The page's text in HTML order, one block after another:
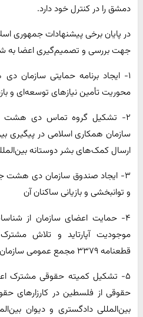
دمشق را در کنترل خود دارد.
در پایان برخی پیشنهادات جمهوری
جهت بررسی و تصمیم‌گیری اعضا به
۱- ایجاد برنامه حمایتی
محوریت تأمین نیازهای توسعه‌ای و
۲- تشکیل گروه تماس دی هشت
سازمان همکاری اسلامی در پیگیری
ارسال کمک‌های بشر دوستانه
۳- ایجاد صندوق سازمان دی هشت
و توانبخشی و بازیانی ساکنان آن
۴- حمایت اعضای سازمان از
موجودیت آپارتاید و تلاش
قطعنامه ۳۳۷۹ مجمع عمومی سازمان ملل متحد
۵- تشکیل کمیته حقوقی مشترک
حقوقی از فلسطین در کارزارهای
بین‌المللی دادگستری و دیوان